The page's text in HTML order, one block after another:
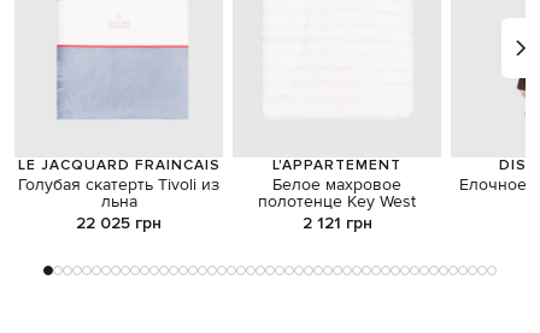
LE JACQUARD FRAINCAIS
Голубая скатерть Tivoli из
льна
22 025 грн
L'APPARTEMENT
Белое махровое
полотенце Key West
2 121 грн
Елочное